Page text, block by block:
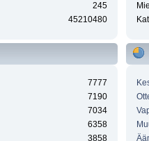
245
45210480
7777
7190
7034
6358
3858